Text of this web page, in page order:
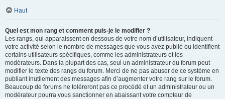
Haut
Quel est mon rang et comment puis-je le modifier ?
Les rangs, qui apparaissent en dessous de votre nom d’utilisateur, indiquent
votre activité selon le nombre de messages que vous avez publié ou identifient
certains utilisateurs spécifiques, comme les administrateurs et les
modérateurs. Dans la plupart des cas, seul un administrateur du forum peut
modifier le texte des rangs du forum. Merci de ne pas abuser de ce système en
publiant inutilement des messages afin d’augmenter votre rang sur le forum.
Beaucoup de forums ne toléreront pas ce procédé et un administrateur ou un
modérateur pourra vous sanctionner en abaissant votre compteur de